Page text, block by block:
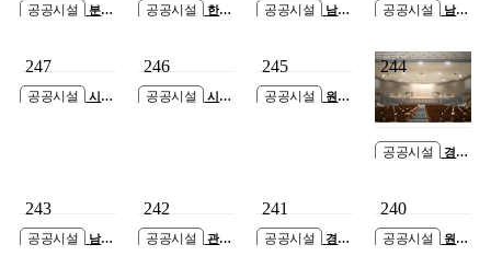
사공공시설
분당
주차장 건립공사
공공시설
한국
공사
공공시설 공공시설
247
공공시설
시흥
246
공공시설
시흥
245
공공시설
244
공공시설
사 설계용역
243
공공시설
242
공공시설
관세
241
공공시설
240
공공시설